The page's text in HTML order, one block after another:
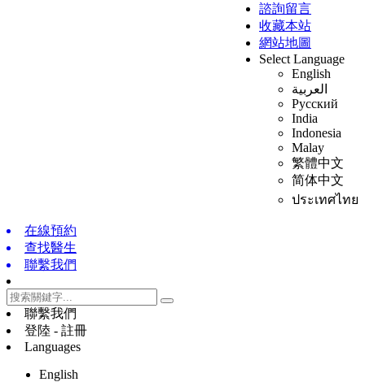
諮詢留言
收藏本站
網站地圖
Select Language
English
العربية
Русский
India
Indonesia
Malay
繁體中文
简体中文
ประเทศไทย
在線預約
查找醫生
聯繫我們
聯繫我們
登陸 - 註冊
Languages
English